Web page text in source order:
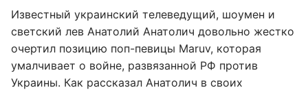
Известный украинский телеведущий, шоумен и
светский лев Анатолий Анатолич довольно жестко
очертил позицию поп-певицы Maruv, которая
умалчивает о войне, развязанной РФ против
Украины. Как рассказал Анатолич в своих